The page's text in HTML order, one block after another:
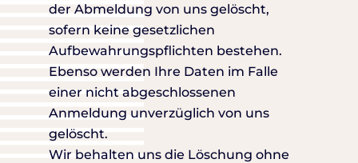
der Abmeldung von uns gelöscht,
sofern keine gesetzlichen
Aufbewahrungspflichten bestehen.
Ebenso werden Ihre Daten im Falle
einer nicht abgeschlossenen
Anmeldung unverzüglich von uns
gelöscht.
Wir behalten uns die Löschung ohne